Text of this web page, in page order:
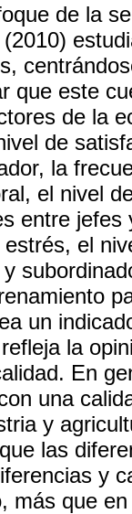
de la
que este
de la
de
la
el nivel
entre
el
un
la
En
una
y
las
y
más que